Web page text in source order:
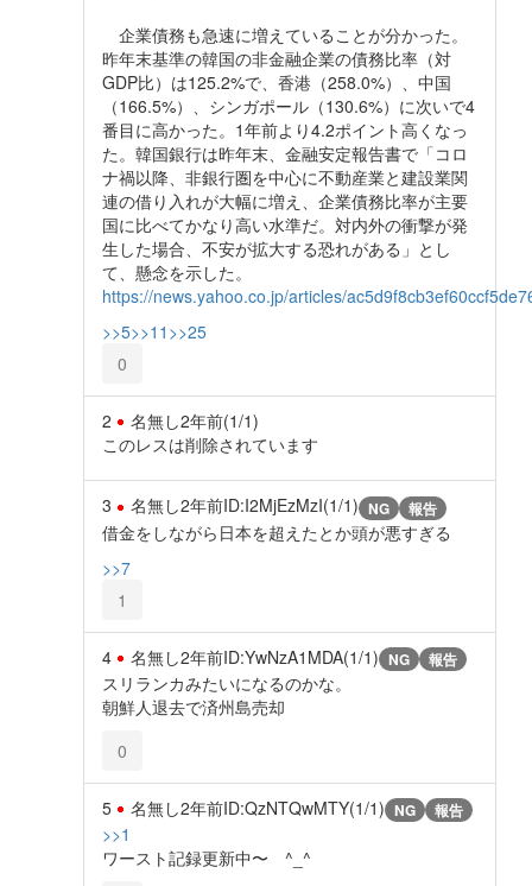
企業債務も急速に増えていることが分かった。
昨年末基準の韓国の非金融企業の債務比率（対
GDP比）は125.2%で、香港（258.0%）、中国
（166.5%）、シンガポール（130.6%）に次いで4
番目に高かった。1年前より4.2ポイント高くなっ
た。韓国銀行は昨年末、金融安定報告書で「コロ
ナ禍以降、非銀行圏を中心に不動産業と建設業関
連の借り入れが大幅に増え、企業債務比率が主要
国に比べてかなり高い水準だ。対内外の衝撃が発
生した場合、不安が拡大する恐れがある」とし
て、懸念を示した。
https://news.yahoo.co.jp/articles/
>>5>>11 >>25
0
2 名無し2年前(1/1)
このレスは削除されています
3 名無し2年前ID:I2MjEzMzI(1/1) NG 報告
借金をしながら日本を超えたとか頭が悪すぎる
>>7
1
4 名無し2年前ID:YwNzA1MDA(1/1) NG 報告
スリランカみたいになるのかな。
朝鮮人退去で済州島売却
0
5 名無し2年前ID:QzNTQwMTY(1/1) NG 報告
>>1
ワースト記録更新中〜 ^_^